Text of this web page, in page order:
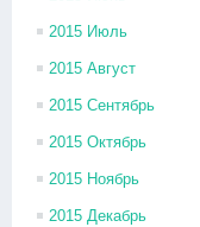
2015 Июль
2015 Август
2015 Сентябрь
2015 Октябрь
2015 Ноябрь
2015 Декабрь